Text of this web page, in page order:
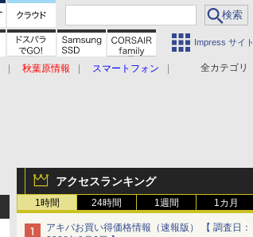
Impress サイト
全カテゴリ
秋葉原情報
スマートフォン
アクセスランキング
1時間 24時間 1週間 1カ月
アキバお買い得価格情報（速報版） 【 調査日：